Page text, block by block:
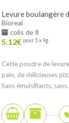
Levure boulangère
Bioreal
colis de 8
5.12€ pour 5 x 9g
Cette poudre de
pain, de délicieuses
Sans émulsifiants,